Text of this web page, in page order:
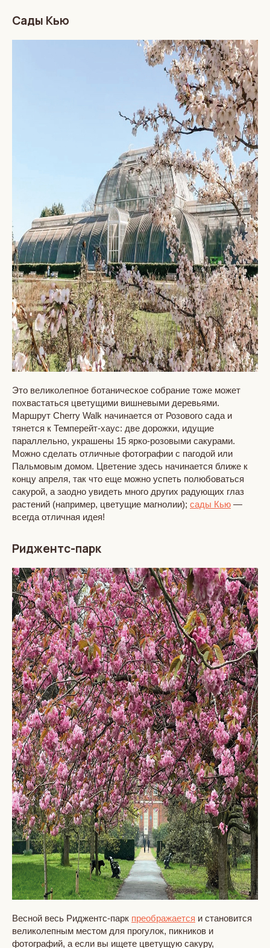
Сады Кью
Это великолепное ботаническое собрание тоже может
похвастаться цветущими вишневыми деревьями.
Маршрут Cherry Walk начинается от Розового сада и
тянется к Темперейт-хаус: две дорожки, идущие
параллельно, украшены 15 ярко-розовыми сакурами.
Можно сделать отличные фотографии с пагодой или
Пальмовым домом. Цветение здесь начинается ближе к
концу апреля, так что еще можно успеть полюбоваться
сакурой, а заодно увидеть много других радующих глаз
растений (например, цветущие магнолии); сады Кью —
всегда отличная идея!
Риджентс-парк
Весной весь Риджентс-парк преображается и становится
великолепным местом для прогулок, пикников и
фотографий, а если вы ищете цветущую сакуру,